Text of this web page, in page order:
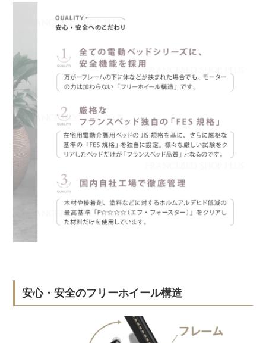
安心・安全のフリーホイール構造